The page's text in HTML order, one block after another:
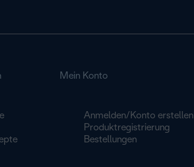
Mein Konto
Anmelden/Konto erstellen
Produktregistrierung
Bestellungen